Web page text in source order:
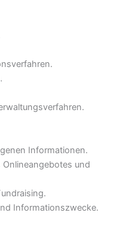
Informationen.
Onlineangebotes und
Informationszwecke.